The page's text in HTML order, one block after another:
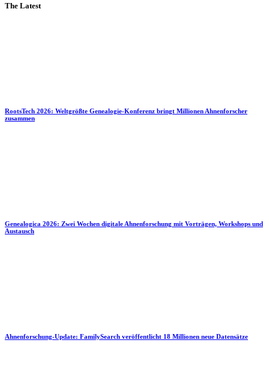
The Latest
RootsTech 2026: Weltgrößte Genealogie-Konferenz bringt Millionen Ahnenforscher
zusammen
Genealogica 2026: Zwei Wochen digitale Ahnenforschung mit Vorträgen, Workshops und
Austausch
Ahnenforschung-Update: FamilySearch veröffentlicht 18 Millionen neue Datensätze